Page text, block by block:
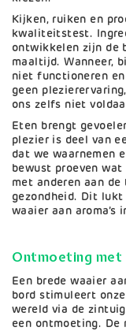
Kijken, ruiken en
kwaliteitstest.
ontwikkelen zijn de
maaltijd. Wanneer,
niet functioneren
geen
ons zelfs niet
Eten brengt
plezier is deel van
dat we waarnemen
bewust proeven
met anderen aan
gezondheid. Dit lukt
waaier aan aroma’s
Ontmoeting
Een brede waaier
bord stimuleert
wereld via de
een ontmoeting. De